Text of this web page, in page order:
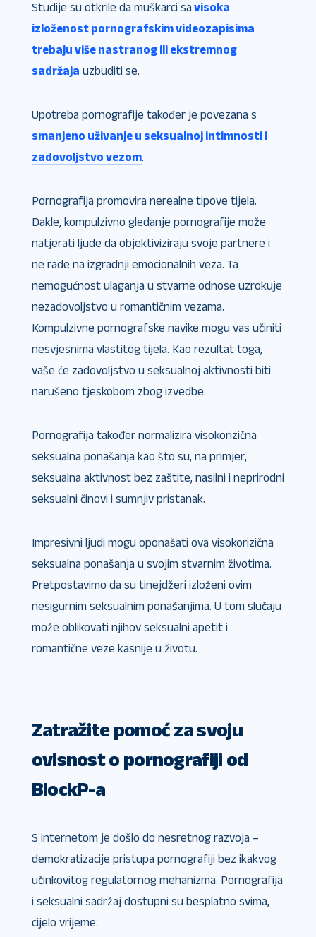
Studije su otkrile da muškarci sa visoka
izloženost pornografskim videozapisima
trebaju više nastranog ili ekstremnog
sadržaja uzbuditi se.
Upotreba pornografije također je povezana s
smanjeno uživanje u seksualnoj intimnosti i
zadovoljstvo vezom.
Pornografija promovira nerealne tipove tijela.
Dakle, kompulzivno gledanje pornografije može
natjerati ljude da objektiviziraju svoje partnere i
ne rade na izgradnji emocionalnih veza. Ta
nemogućnost ulaganja u stvarne odnose uzrokuje
nezadovoljstvo u romantičnim vezama.
Kompulzivne pornografske navike mogu vas učiniti
nesvjesnima vlastitog tijela. Kao rezultat toga,
vaše će zadovoljstvo u seksualnoj aktivnosti biti
narušeno tjeskobom zbog izvedbe.
Pornografija također normalizira visokorizična
seksualna ponašanja kao što su, na primjer,
seksualna aktivnost bez zaštite, nasilni i neprirodni
seksualni činovi i sumnjiv pristanak.
Impresivni ljudi mogu oponašati ova visokorizična
seksualna ponašanja u svojim stvarnim životima.
Pretpostavimo da su tinejdžeri izloženi ovim
nesigurnim seksualnim ponašanjima. U tom slučaju
može oblikovati njihov seksualni apetit i
romantične veze kasnije u životu.
Zatražite pomoć za svoju
ovisnost o pornografiji od
BlockP-a
S internetom je došlo do nesretnog razvoja –
demokratizacije pristupa pornografiji bez ikakvog
učinkovitog regulatornog mehanizma. Pornografija
i seksualni sadržaj dostupni su besplatno svima,
cijelo vrijeme.